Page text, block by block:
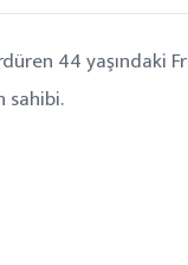
44 yaşındaki
sahibi.